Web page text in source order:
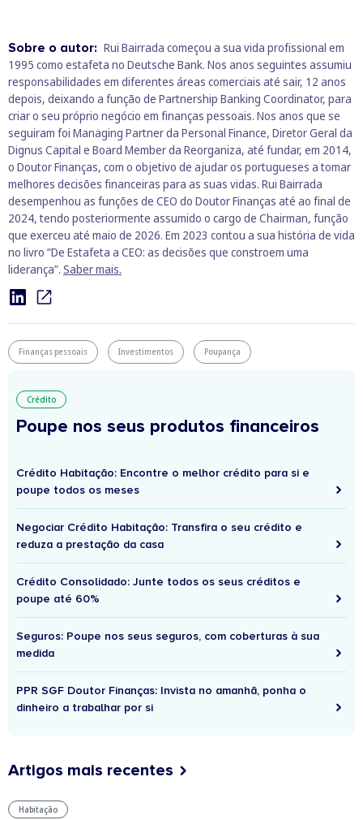
Sobre o autor: Rui Bairrada começou a sua vida profissional em
1995 como estafeta no Deutsche Bank. Nos anos seguintes assumiu
responsabilidades em diferentes áreas comerciais até sair, 12 anos
depois, deixando a função de Partnership Banking Coordinator, para
criar o seu próprio negócio em finanças pessoais. Nos anos que se
seguiram foi Managing Partner da Personal Finance, Diretor Geral da
Dignus Capital e Board Member da Reorganiza, até fundar, em 2014,
o Doutor Finanças, com o objetivo de ajudar os portugueses a tomar
melhores decisões financeiras para as suas vidas. Rui Bairrada
desempenhou as funções de CEO do Doutor Finanças até ao final de
2024, tendo posteriormente assumido o cargo de Chairman, função
que exerceu até maio de 2026. Em 2023 contou a sua história de vida
no livro “De Estafeta a CEO: as decisões que constroem uma
liderança”. Saber mais.
Finanças pessoais Investimentos Poupança
Crédito
Poupe nos seus produtos financeiros
Crédito Habitação: Encontre o melhor crédito para si e
poupe todos os meses
Negociar Crédito Habitação: Transfira o seu crédito e
reduza a prestação da casa
Crédito Consolidado: Junte todos os seus créditos e
poupe até 60%
Seguros: Poupe nos seus seguros, com coberturas à sua
medida
PPR SGF Doutor Finanças: Invista no amanhã, ponha o
dinheiro a trabalhar por si
Artigos mais recentes
Habitação